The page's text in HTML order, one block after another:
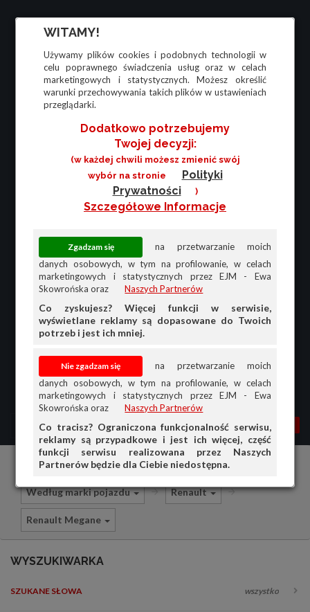
WITAMY!
Używamy plików cookies i podobnych technologii w
celu poprawnego świadczenia usług oraz w celach
marketingowych i statystycznych. Możesz określić
warunki przechowywania takich plików w ustawieniach
przeglądarki.
Dodatkowo potrzebujemy
Twojej decyzji:
(w każdej chwili możesz zmienić swój
wybór na stronie
Polityki
Prywatności
)
Szczegółowe Informacje
na przetwarzanie moich
danych osobowych, w tym na profilowanie, w celach
marketingowych i statystycznych przez EJM - Ewa
Skowrońska oraz
Naszych Partnerów
Co zyskujesz? Więcej funkcji w serwisie,
wyświetlane reklamy są dopasowane do Twoich
potrzeb i jest ich mniej.
na przetwarzanie moich
danych osobowych, w tym na profilowanie, w celach
marketingowych i statystycznych przez EJM - Ewa
Skowrońska oraz
Naszych Partnerów
Co tracisz? Ograniczona funkcjonalność serwisu,
reklamy są przypadkowe i jest ich więcej, część
funkcji serwisu realizowana przez Naszych
Partnerów będzie dla Ciebie niedostępna.
MENU MOJA AG
PRZEGLĄD
OFERTA DLA FIRM
Części i akcesoria samochodowe
Według marki pojazdu Renault
Renault Megane
WYSZUKIWARKA
SZUKANE SŁOWA wszystko